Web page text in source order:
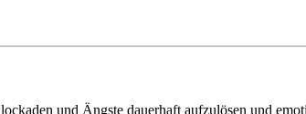
und Ängste dauerhaft aufzulösen und